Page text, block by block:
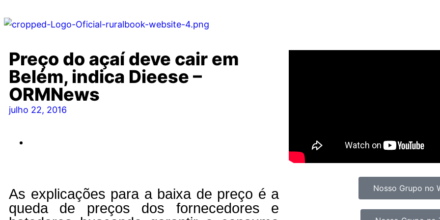
Preço do açaí deve cair em
Belém, indica Dieese –
ORMNews
julho 22, 2016
As explicações para a baixa de preço é a
queda de preços dos fornecedores e
Nosso Grupo no